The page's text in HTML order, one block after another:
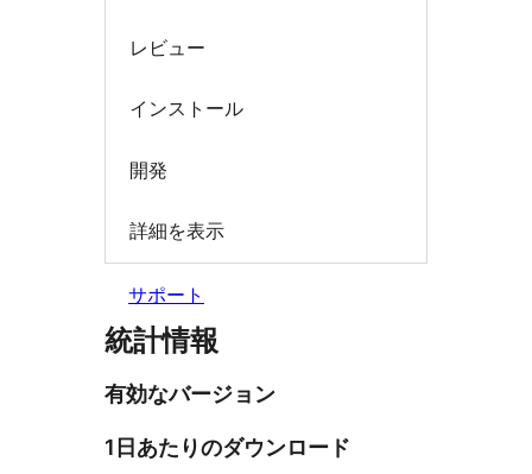
レビュー
インストール
開発
詳細を表示
サポート
統計情報
有効なバージョン
1日あたりのダウンロード